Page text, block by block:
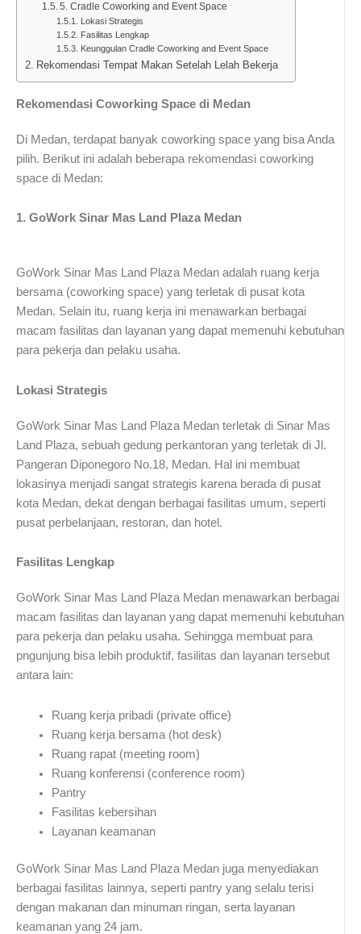
5. Cradle Coworking and Event Space
Lokasi Strategis
Fasilitas Lengkap
Keunggulan Cradle Coworking and Event Space
Rekomendasi Tempat Makan Setelah Lelah Bekerja
Rekomendasi Coworking Space di Medan
Di Medan, terdapat banyak coworking space yang bisa Anda
pilih. Berikut ini adalah beberapa rekomendasi coworking
space di Medan:
1. GoWork Sinar Mas Land Plaza Medan
GoWork Sinar Mas Land Plaza Medan adalah ruang kerja
bersama (coworking space) yang terletak di pusat kota
Medan. Selain itu, ruang kerja ini menawarkan berbagai
macam fasilitas dan layanan yang dapat memenuhi kebutuhan
para pekerja dan pelaku usaha.
Lokasi Strategis
GoWork Sinar Mas Land Plaza Medan terletak di Sinar Mas
Land Plaza, sebuah gedung perkantoran yang terletak di Jl.
Pangeran Diponegoro No.18, Medan. Hal ini membuat
lokasinya menjadi sangat strategis karena berada di pusat
kota Medan, dekat dengan berbagai fasilitas umum, seperti
pusat perbelanjaan, restoran, dan hotel.
Fasilitas Lengkap
GoWork Sinar Mas Land Plaza Medan menawarkan berbagai
macam fasilitas dan layanan yang dapat memenuhi kebutuhan
para pekerja dan pelaku usaha. Sehingga membuat para
pngunjung bisa lebih produktif, fasilitas dan layanan tersebut
antara lain:
Ruang kerja pribadi (private office)
Ruang kerja bersama (hot desk)
Ruang rapat (meeting room)
Ruang konferensi (conference room)
Pantry
Fasilitas kebersihan
Layanan keamanan
GoWork Sinar Mas Land Plaza Medan juga menyediakan
berbagai fasilitas lainnya, seperti pantry yang selalu terisi
dengan makanan dan minuman ringan, serta layanan
keamanan yang 24 jam.